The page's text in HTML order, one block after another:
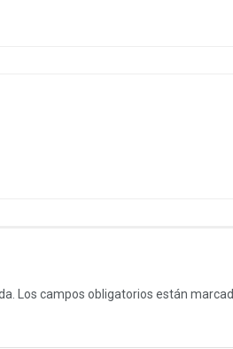
Los campos obligatorios están